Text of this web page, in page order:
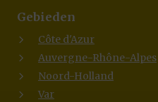
Gebieden
Côte d'Azur
Auvergne-Rhône-Alpes
Noord-Holland
Var